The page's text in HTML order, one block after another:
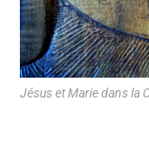
Jésus et Marie dans la